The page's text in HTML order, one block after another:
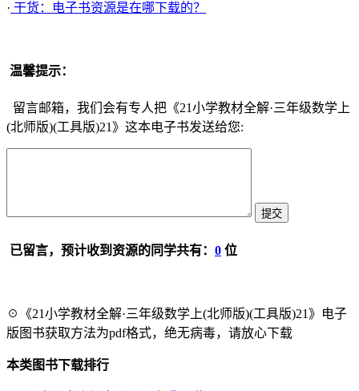
· 干货：电子书资源是在哪下载的？
温馨提示：
留言邮箱，我们会有专人把《21小学教材全解·三年级数学上
(北师版)(工具版)21》这本电子书发送给您:
已留言，预计收到资源的同学共有： 0 位
☉《21小学教材全解·三年级数学上(北师版)(工具版)21》电子
版图书获取方法为pdf格式，绝无病毒，请放心下载
本类图书下载排行